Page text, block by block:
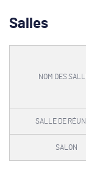
Salles
NOM DES
SALLE DE
SALON